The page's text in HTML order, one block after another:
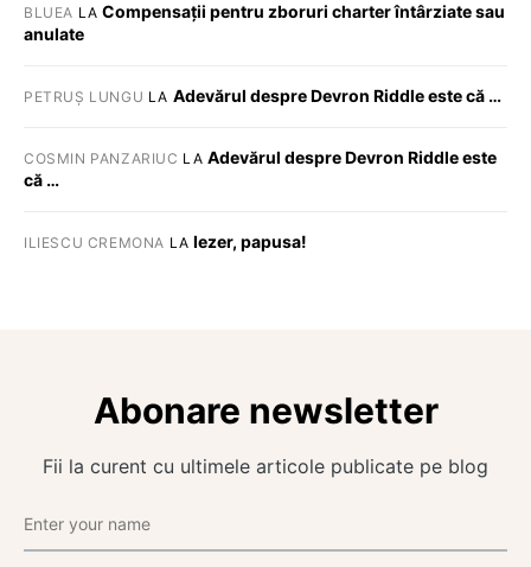
BLUEA LACompensații pentru zboruri charter întârziate sau
anulate
PETRUȘ LUNGU LA Adevărul despre Devron Riddle este că …
COSMIN PANZARIUC LA Adevărul despre Devron Riddle este
că …
ILIESCU CREMONA LA Iezer, papusa!
Abonare newsletter
Fii la curent cu ultimele articole publicate pe blog